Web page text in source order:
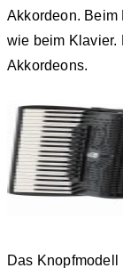
Akkordeon. Beim
wie beim Klavier.
Akkordeons.
Das